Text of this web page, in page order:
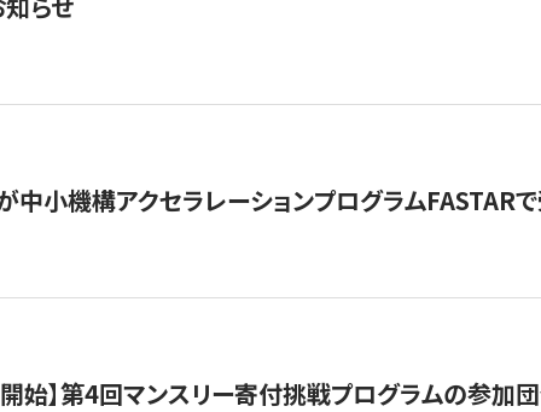
中小機構アクセラレーションプログラムFASTAR
始】第4回マンスリー寄付挑戦プログラムの参加